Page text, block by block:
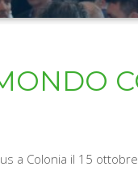
a Colonia il 15